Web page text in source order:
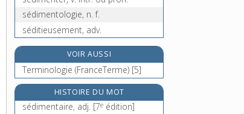
sédimentologie, n. f.
séditieusement, adv.
séditieux, -euse, adj.
sédition, n. f.
séducteur, -trice, n. et adj.
séduction, n. f.
séduire, v. tr.
VOIR AUSSI
Terminologie (FranceTerme) [5]
HISTOIRE DU MOT
sédimentaire, adj. [7e édition]